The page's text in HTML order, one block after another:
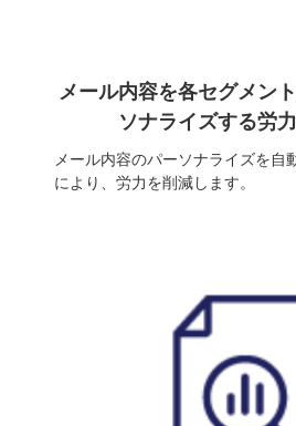
メール内容を各セグメン
ソナライズする労
メール内容のパーソナライズを自
により、労力を削減します。